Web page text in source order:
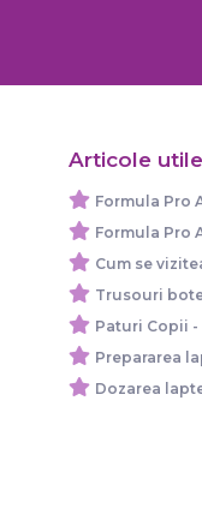
Articole utile
Formula Pro
Formula Pro
Cum se
Trusouri
Paturi Copii -
Prepararea
Dozarea